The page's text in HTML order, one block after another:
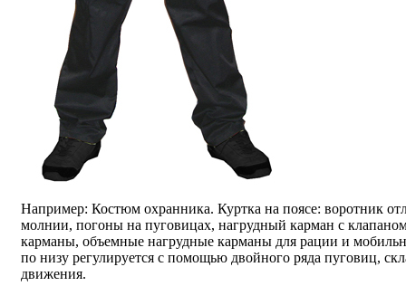
Например: Костюм охранника. Куртка на поясе: воротник
молнии, погоны на пуговицах, нагрудный карман с
карманы, объемные нагрудные карманы для рации и
по низу регулируется с помощью двойного ряда пуговиц,
движения.